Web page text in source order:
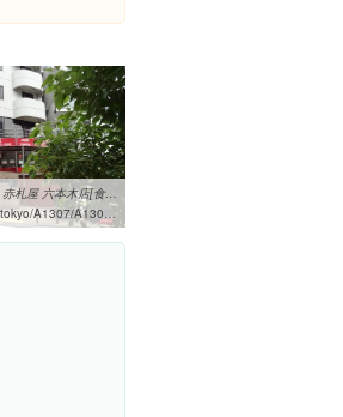
口コミ一覧 昼のみ : 赤札屋 六本木店[食べログ]
13112331/dtlrvwlst/COND-1/smp2